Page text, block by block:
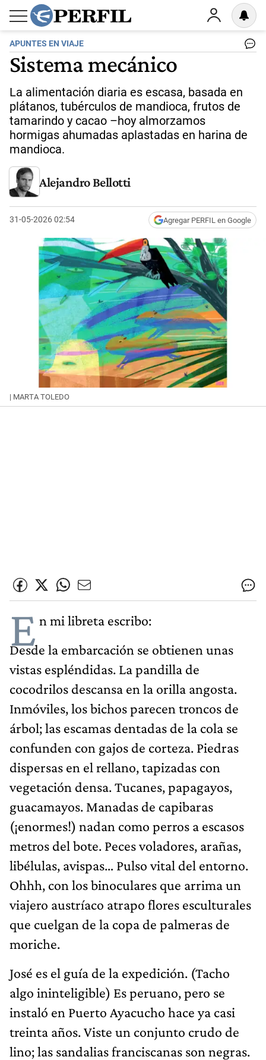
APUNTES EN VIAJE
Sistema mecánico
La alimentación diaria es escasa, basada en
plátanos, tubérculos de mandioca, frutos de
tamarindo y cacao –hoy almorzamos
hormigas ahumadas aplastadas en harina de
mandioca.
Alejandro Bellotti
31-05-2026 02:54 Agregar PERFIL en Google
| MARTA TOLEDO
En mi libreta escribo:
Desde la embarcación se obtienen unas
vistas espléndidas. La pandilla de
cocodrilos descansa en la orilla angosta.
Inmóviles, los bichos parecen troncos de
árbol; las escamas dentadas de la cola se
confunden con gajos de corteza. Piedras
dispersas en el rellano, tapizadas con
vegetación densa. Tucanes, papagayos,
guacamayos. Manadas de capibaras
(¡enormes!) nadan como perros a escasos
metros del bote. Peces voladores, arañas,
libélulas, avispas… Pulso vital del entorno.
Ohhh, con los binoculares que arrima un
viajero austríaco atrapo flores esculturales
que cuelgan de la copa de palmeras de
moriche.
José es el guía de la expedición. (Tacho
algo ininteligible) Es peruano, pero se
instaló en Puerto Ayacucho hace ya casi
treinta años. Viste un conjunto crudo de
lino; las sandalias franciscanas son negras.